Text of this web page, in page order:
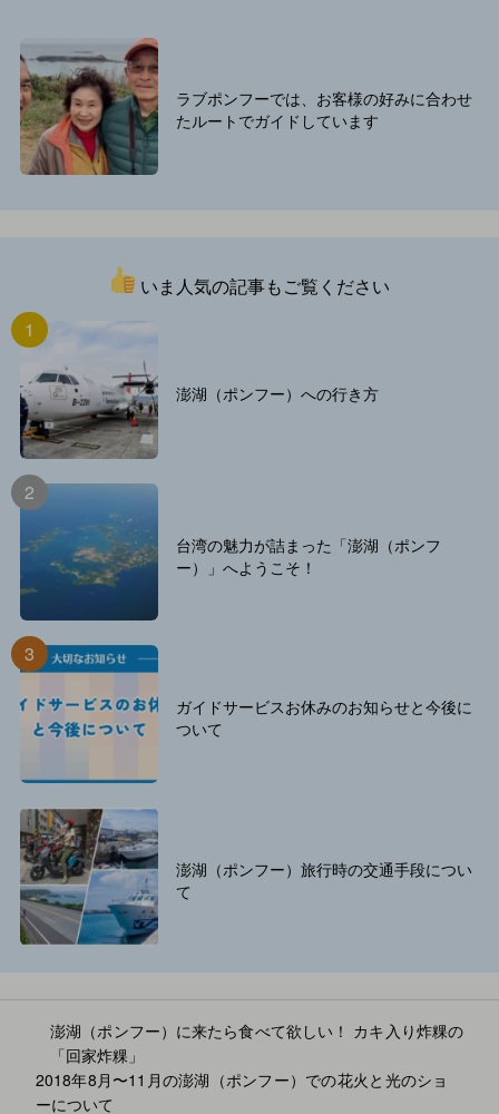
ラブポンフーでは、お客様の好みに合わせ
たルートでガイドしています
いま人気の記事もご覧ください
澎湖（ポンフー）への行き方
台湾の魅力が詰まった「澎湖（ポンフ
ー）」へようこそ！
ガイドサービスお休みのお知らせと今後に
ついて
澎湖（ポンフー）旅行時の交通手段につい
て
澎湖（ポンフー）に来たら食べて欲しい！ カキ入り炸粿の
「回家炸粿」
2018年8月〜11月の澎湖（ポンフー）での花火と光のショ
ーについて